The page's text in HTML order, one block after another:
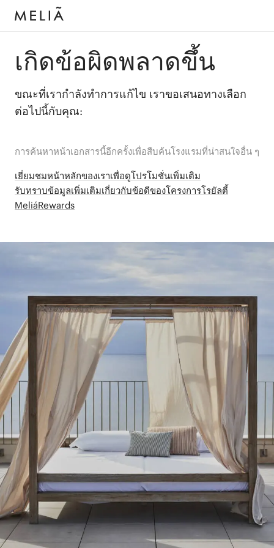
เกิดข้อผิดพลาดขึ้น
ขณะที่เรากำลังทำการแก้ไข เราขอเสนอทางเลือก
ต่อไปนี้กับคุณ:
การค้นหาหน้าเอกสารนี้อีกครั้งเพื่อสืบค้นโรงแรมที่น่าสนใจอื่น ๆ
เยี่ยมชมหน้าหลักของเราเพื่อดูโปรโมชั่นเพิ่มเติม
รับทราบข้อมูลเพิ่มเติมเกี่ยวกับข้อดีของโครงการโรยัลตี้
MeliáRewards